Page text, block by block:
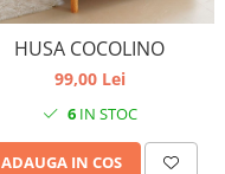
HUSA COCOLINO
99,00 Lei
6IN STOC
ADAUGA IN COS